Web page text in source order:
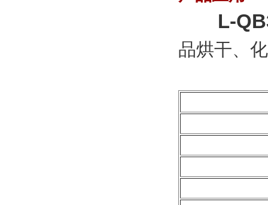
L-
品烘干、